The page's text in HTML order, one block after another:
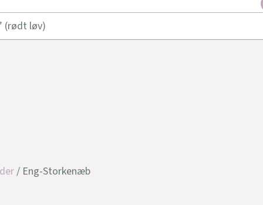
(rødt løv)
/ Eng-Storkenæb